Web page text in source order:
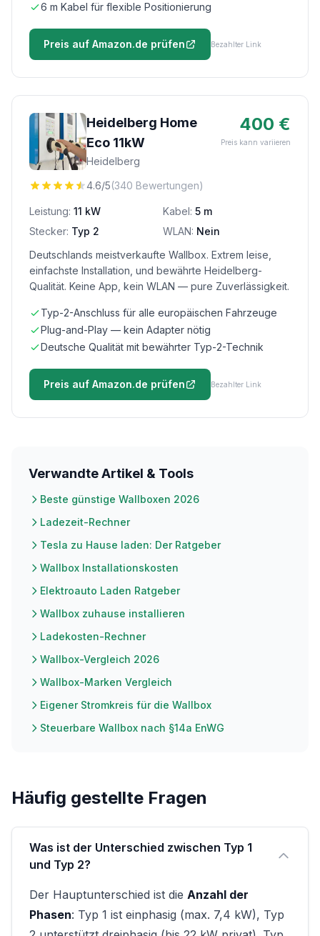
6 m Kabel für flexible Positionierung
Preis auf Amazon.de prüfen Bezahlter Link
Heidelberg Home
Eco 11kW
Heidelberg
400 €
Preis kann variieren
4.6/5(340 Bewertungen)
Leistung: 11 kW Kabel: 5 m
Stecker: Typ 2 WLAN: Nein
Deutschlands meistverkaufte Wallbox. Extrem leise,
einfachste Installation, und bewährte Heidelberg-
Qualität. Keine App, kein WLAN — pure Zuverlässigkeit.
Typ-2-Anschluss für alle europäischen Fahrzeuge
Plug-and-Play — kein Adapter nötig
Deutsche Qualität mit bewährter Typ-2-Technik
Preis auf Amazon.de prüfen Bezahlter Link
Verwandte Artikel & Tools
Beste günstige Wallboxen 2026
Ladezeit-Rechner
Tesla zu Hause laden: Der Ratgeber
Wallbox Installationskosten
Elektroauto Laden Ratgeber
Wallbox zuhause installieren
Ladekosten-Rechner
Wallbox-Vergleich 2026
Wallbox-Marken Vergleich
Eigener Stromkreis für die Wallbox
Steuerbare Wallbox nach §14a EnWG
Häufig gestellte Fragen
Was ist der Unterschied zwischen Typ 1
und Typ 2?
Der Hauptunterschied ist die Anzahl der
Phasen: Typ 1 ist einphasig (max. 7,4 kW), Typ